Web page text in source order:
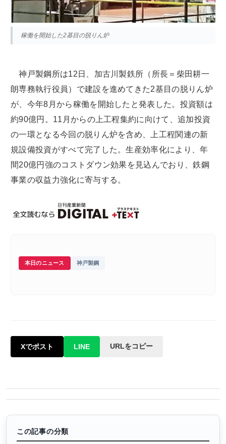
稼働を開始した2基目の脱りん炉
神戸製鋼所は12日、加古川製鉄所（所長＝柴田耕一
朗専務執行役員）で建設を進めてきた2基目の脱りん炉
が、今年8月から稼働を開始したと発表した。投資額は
約90億円。11月からの上工程集約に向けて、追加投資
の一環となる今回の脱りん炉を含め、上工程関連の新
規設備投資がすべて完了した。生産効率化により、年
間20億円強のコストダウン効果を見込んでおり、鉄鋼
事業の収益力強化に寄与する。
本日のニュース 神戸製鋼
Xでポスト LINE URLをコピー
この記事の分類